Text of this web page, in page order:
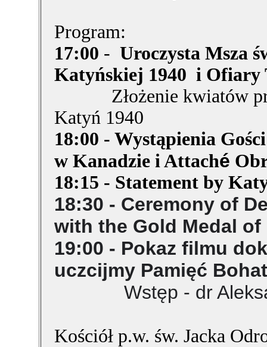
Program:
17:00 - Uroczysta Msza
Katyńskiej 1940 i Ofiary
Złożenie kwiatów
Katyń 1940
18:00 - Wystąpienia
w Kanadzie i Attaché
18:15 - Statement by
18:30 - Ceremony of
with the Gold Medal
19:00 - Pokaz filmu
uczcijmy Pamięć
Wstęp - dr
Kościół p.w. św. Jacka